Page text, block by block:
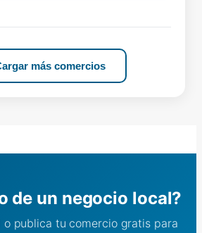
más comercios
de un negocio local?
o publica tu comercio gratis para